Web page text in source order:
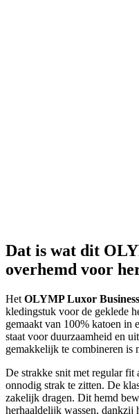
Dat is wat dit
overhemd voor
Het OLYMP Luxor
kledingstuk voor de geklede
gemaakt van 100% katoen in
staat voor duurzaamheid en
gemakkelijk te combineren is
De strakke snit met regular fit
onnodig strak te zitten. De
zakelijk dragen. Dit hemd
herhaaldelijk wassen, dankzij